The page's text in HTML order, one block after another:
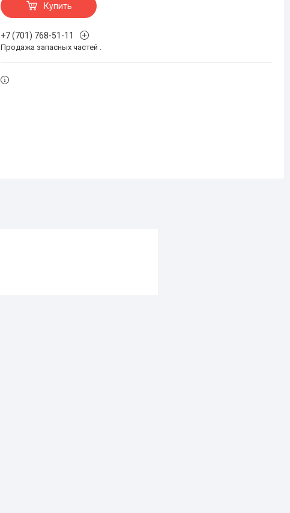
Купить
+7 (701) 768-51-11
Продажа запасных частей .